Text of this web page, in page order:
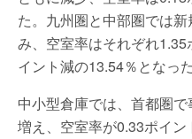
た。九州圏と中部圏では
み、空室率はそれぞれ
イント減の13.54％となった
中小型倉庫では、首都圏
増え、空室率が0.33ポイン